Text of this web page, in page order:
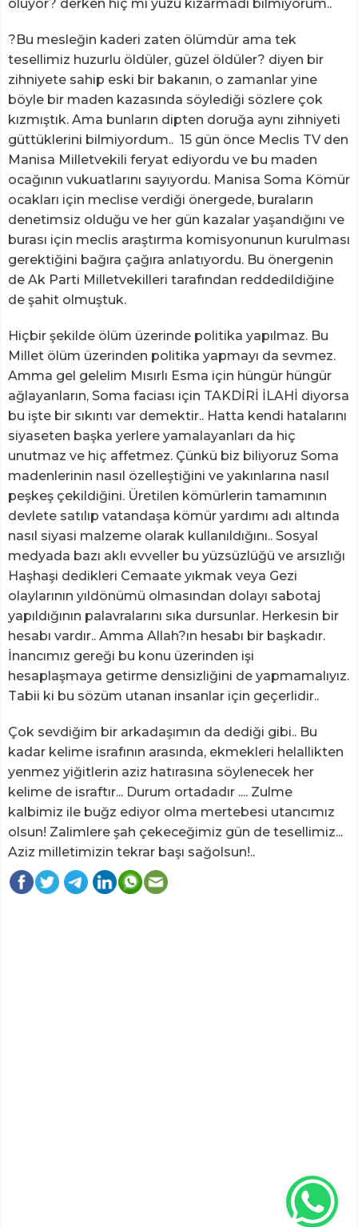
oluyor? derken hiç mi yüzü kızarmadı bilmiyorum..
?Bu mesleğin kaderi zaten ölümdür ama tek
tesellimiz huzurlu öldüler, güzel öldüler? diyen bir
zihniyete sahip eski bir bakanın, o zamanlar yine
böyle bir maden kazasında söylediği sözlere çok
kızmıştık. Ama bunların dipten doruğa aynı zihniyeti
güttüklerini bilmiyordum.. 15 gün önce Meclis TV den
Manisa Milletvekili feryat ediyordu ve bu maden
ocağının vukuatlarını sayıyordu. Manisa Soma Kömür
ocakları için meclise verdiği önergede, buraların
denetimsiz olduğu ve her gün kazalar yaşandığını ve
burası için meclis araştırma komisyonunun kurulması
gerektiğini bağıra çağıra anlatıyordu. Bu önergenin
de Ak Parti Milletvekilleri tarafından reddedildiğine
de şahit olmuştuk.
Hiçbir şekilde ölüm üzerinde politika yapılmaz. Bu
Millet ölüm üzerinden politika yapmayı da sevmez.
Amma gel gelelim Mısırlı Esma için hüngür hüngür
ağlayanların, Soma faciası için TAKDİRİ İLAHİ diyorsa
bu işte bir sıkıntı var demektir.. Hatta kendi hatalarını
siyaseten başka yerlere yamalayanları da hiç
unutmaz ve hiç affetmez. Çünkü biz biliyoruz Soma
madenlerinin nasıl özelleştiğini ve yakınlarına nasıl
peşkeş çekildiğini. Üretilen kömürlerin tamamının
devlete satılıp vatandaşa kömür yardımı adı altında
nasıl siyasi malzeme olarak kullanıldığını.. Sosyal
medyada bazı aklı evveller bu yüzsüzlüğü ve arsızlığı
Haşhaşi dedikleri Cemaate yıkmak veya Gezi
olaylarının yıldönümü olmasından dolayı sabotaj
yapıldığının palavralarını sıka dursunlar. Herkesin bir
hesabı vardır.. Amma Allah?ın hesabı bir başkadır.
İnancımız gereği bu konu üzerinden işi
hesaplaşmaya getirme densizliğini de yapmamalıyız.
Tabii ki bu sözüm utanan insanlar için geçerlidir..
Çok sevdiğim bir arkadaşımın da dediği gibi.. Bu
kadar kelime israfının arasında, ekmekleri helallikten
yenmez yiğitlerin aziz hatırasına söylenecek her
kelime de israftır... Durum ortadadır .... Zulme
kalbimiz ile buğz ediyor olma mertebesi utancımız
olsun! Zalimlere şah çekeceğimiz gün de tesellimiz...
Aziz milletimizin tekrar başı sağolsun!..